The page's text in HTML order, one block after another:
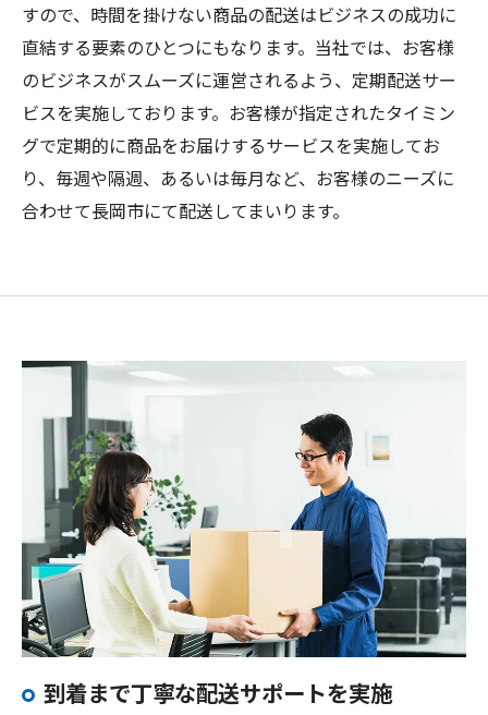
すので、時間を掛けない商品の配送はビジネスの成功に
直結する要素のひとつにもなります。当社では、お客様
のビジネスがスムーズに運営されるよう、定期配送サー
ビスを実施しております。お客様が指定されたタイミン
グで定期的に商品をお届けするサービスを実施してお
り、毎週や隔週、あるいは毎月など、お客様のニーズに
合わせて長岡市にて配送してまいります。
到着まで丁寧な配送サポートを実施